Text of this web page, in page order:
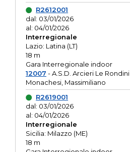
R2612001
dal: 03/01/2026
al: 04/01/2026
Interregionale
Lazio: Latina (LT)
18 m
Gara Interregionale indoor
12007 - A.S.D. Arcieri Le Rondini
Monachesi, Massimiliano
R2619001
dal: 03/01/2026
al: 04/01/2026
Interregionale
Sicilia: Milazzo (ME)
18 m